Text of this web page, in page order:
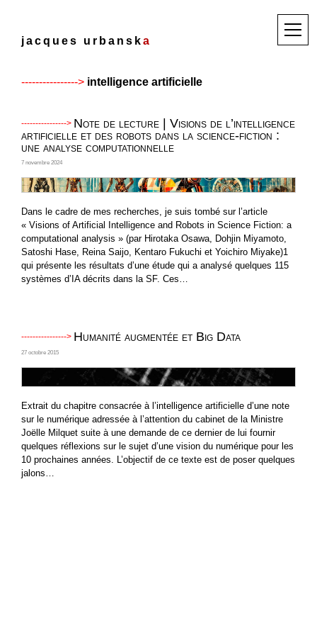
content
jacq u es u r ba n s ka
M
e
intelligence artificielle
Note de lecture | Visions de l’intelligence
artificielle et des robots dans la science-fiction :
une analyse computationnelle
7 novembre 2024
Dans le cadre de mes recherches, je suis tombé sur l’article
« Visions of Artificial Intelligence and Robots in Science Fiction: a
computational analysis » (par Hirotaka Osawa, Dohjin Miyamoto,
Satoshi Hase, Reina Saijo, Kentaro Fukuchi et Yoichiro Miyake)1
qui présente les résultats d’une étude qui a analysé quelques 115
systèmes d’IA décrits dans la SF. Ces…
Humanité augmentée et Big Data
27 octobre 2015
Extrait du chapitre consacrée à l’intelligence artificielle d’une note
sur le numérique adressée à l’attention du cabinet de la Ministre
Joëlle Milquet suite à une demande de ce dernier de lui fournir
quelques réflexions sur le sujet d’une vision du numérique pour les
10 prochaines années. L’objectif de ce texte est de poser quelques
jalons…